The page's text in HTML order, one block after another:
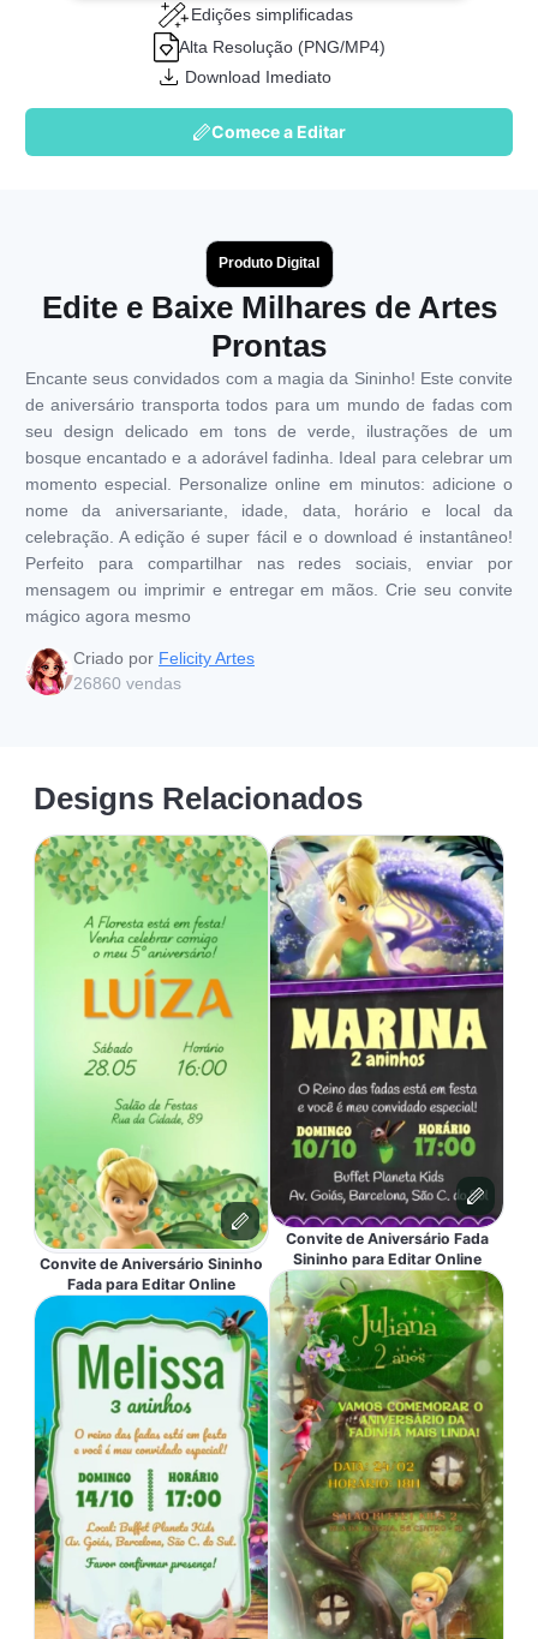
Edições simplificadas
Alta Resolução (PNG/MP4)
Download Imediato
Comece a Editar
Produto Digital
Edite e Baixe Milhares de Artes
Prontas
Encante seus convidados com a magia da Sininho! Este convite
de aniversário transporta todos para um mundo de fadas com
seu design delicado em tons de verde, ilustrações de um
bosque encantado e a adorável fadinha. Ideal para celebrar um
momento especial. Personalize online em minutos: adicione o
nome da aniversariante, idade, data, horário e local da
celebração. A edição é super fácil e o download é instantâneo!
Perfeito para compartilhar nas redes sociais, enviar por
mensagem ou imprimir e entregar em mãos. Crie seu convite
mágico agora mesmo
Criado por Felicity Artes
26860 vendas
Designs Relacionados
Convite de Aniversário Sininho
Fada para Editar Online
Convite de Aniversário Fada
Sininho para Editar Online